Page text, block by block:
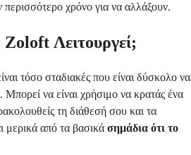
χρόνο για να αλλάξουν.
Λειτουργεί;
τόσο σταδιακές που είναι δύσκολο να
Μπορεί να είναι χρήσιμο να κρατάς ένα
τη διάθεσή σου και τα
από τα βασικά σημάδια ότι το